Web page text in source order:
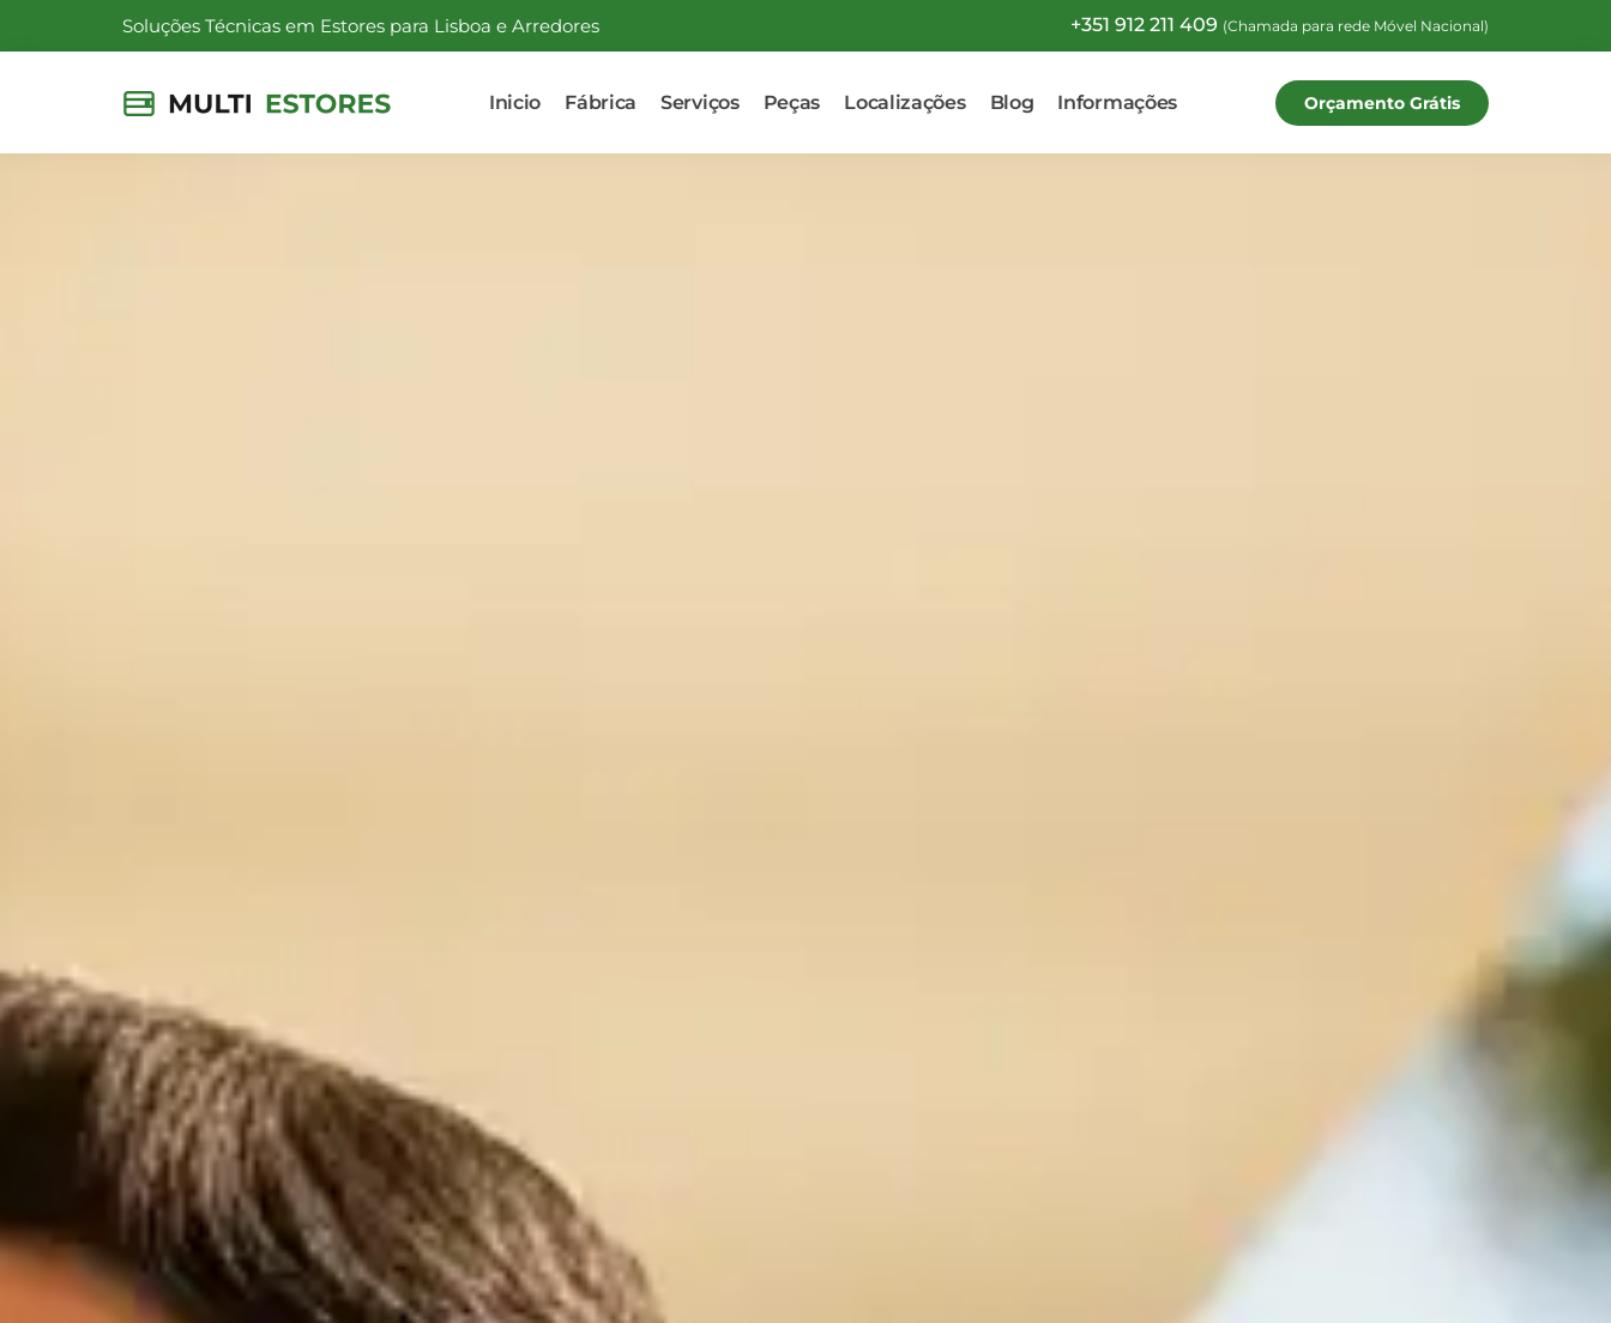
Soluções Técnicas em Estores para Lisboa e Arredores +351 912 211 409 (Chamada para rede Móvel Nacional)
Inicio Fábrica Serviços Peças Localizações Blog Informações Orçamento Grátis